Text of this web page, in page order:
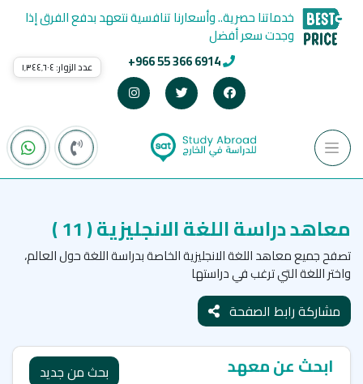
+966 55 366 6914
خدماتنا حصرية.. وأسعارنا تنافسية نتعهد بدفع الفرق إذا
وجدت سعر أفضل
عدد الزوار: ١٬٣٤٤٬٦٠٤
معاهد دراسة اللغة الانجليزية( 11 )
تصفح جميع معاهد اللغة الانجليزية الخاصة بدراسة اللغة حول العالم،
واختر اللغة التي ترغب في دراستها
مشاركة رابط الصفحة
ابحث عن معهد بحث من جديد